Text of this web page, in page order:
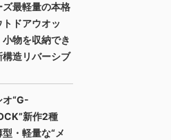
ズ最軽量の本格
トドアウオッ
小物を収納でき
構造リバーシブ
オ“G-
新作2種
型・軽量な“メ